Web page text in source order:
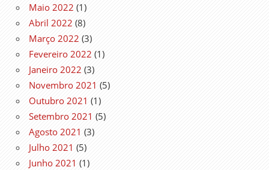
Maio 2022 (1)
Abril 2022 (8)
Março 2022 (3)
Fevereiro 2022 (1)
Janeiro 2022 (3)
Novembro 2021 (5)
Outubro 2021 (1)
Setembro 2021 (5)
Agosto 2021 (3)
Julho 2021 (5)
Junho 2021 (1)